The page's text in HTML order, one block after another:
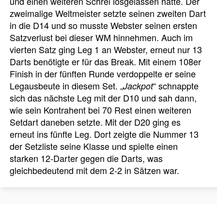
zweimalige Weltmeister setzte seinen zweiten Dart
in die D14 und so musste Webster seinen ersten
Satzverlust bei dieser WM hinnehmen. Auch im
vierten Satz ging Leg 1 an Webster, erneut nur 13
Darts benötigte er für das Break. Mit einem 108er
Finish in der fünften Runde verdoppelte er seine
Legausbeute in diesem Set. „Jackpot“ schnappte
sich das nächste Leg mit der D10 und sah dann,
wie sein Kontrahent bei 70 Rest einen weiteren
Setdart daneben setzte. Mit der D20 ging es
erneut ins fünfte Leg. Dort zeigte die Nummer 13
der Setzliste seine Klasse und spielte einen
starken 12-Darter gegen die Darts, was
gleichbedeutend mit dem 2-2 in Sätzen war.